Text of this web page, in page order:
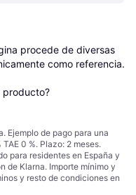
procede de diversas
como referencia.
producto?
Ejemplo de pago para una
0 %. Plazo: 2 meses.
para residentes en España y
de Klarna. Importe mínimo y
y resto de condiciones en